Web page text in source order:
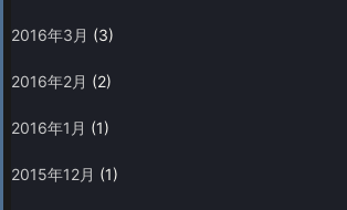
2016年3月 (3)
2016年2月 (2)
2016年1月 (1)
2015年12月 (1)